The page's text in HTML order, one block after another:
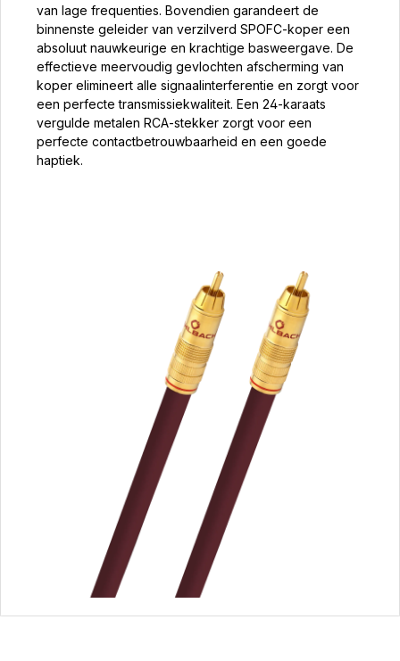
van lage frequenties. Bovendien garandeert de
binnenste geleider van verzilverd SPOFC-koper een
absoluut nauwkeurige en krachtige basweergave. De
effectieve meervoudig gevlochten afscherming van
koper elimineert alle signaalinterferentie en zorgt voor
een perfecte transmissiekwaliteit. Een 24-karaats
vergulde metalen RCA-stekker zorgt voor een
perfecte contactbetrouwbaarheid en een goede
haptiek.